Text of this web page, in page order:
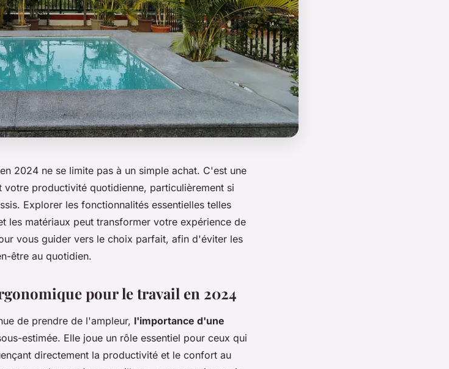
2024 ne se limite pas à un simple achat. C'est une
productivité quotidienne, particulièrement si
Explorer les fonctionnalités essentielles telles
les matériaux peut transformer votre expérience de
vous guider vers le choix parfait, afin d'éviter les
être au quotidien.
pour le travail en 2024
de prendre de l'ampleur, l'importance d'une
estimée. Elle joue un rôle essentiel pour ceux qui
directement la productivité et le confort au